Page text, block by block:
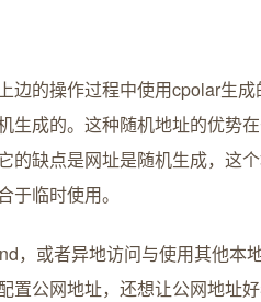
边的操作过程中使用cpolar生
生成的。这种随机地址的优势
的缺点是网址是随机生成，这
于临时使用。
，或者异地访问与使用其他本
置公网地址，还想让公网地址